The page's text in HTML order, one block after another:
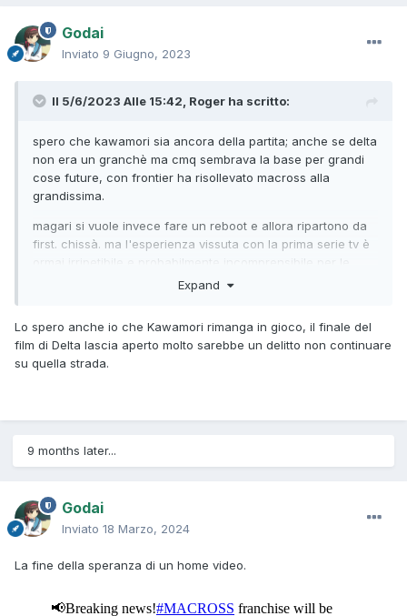
Godai
Inviato 9 Giugno, 2023
Il 5/6/2023 Alle 15:42, Roger ha scritto:
spero che kawamori sia ancora della partita; anche se delta
non era un granchè ma cmq sembrava la base per grandi
cose future, con frontier ha risollevato macross alla
grandissima.
magari si vuole invece fare un reboot e allora ripartono da
first. chissà. ma l'esperienza vissuta con la prima serie tv è
ormai irripetibile e probabilmente incomprensibile per le
nuove generazioni; declinare il primo macross alle tendenze
necessario...).
Expand
Lo spero anche io che Kawamori rimanga in gioco, il finale del
film di Delta lascia aperto molto sarebbe un delitto non continuare
su quella strada.
9 months later...
Godai
Inviato 18 Marzo, 2024
La fine della speranza di un home video.